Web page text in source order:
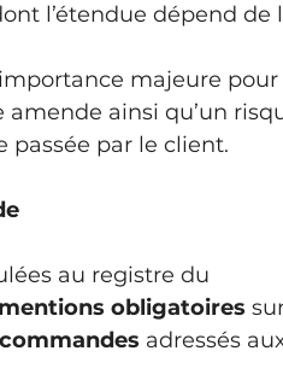
l’étendue dépend de
majeure pour
amende ainsi qu’un
passée par le client.
au registre du
mentions obligatoires
adressés